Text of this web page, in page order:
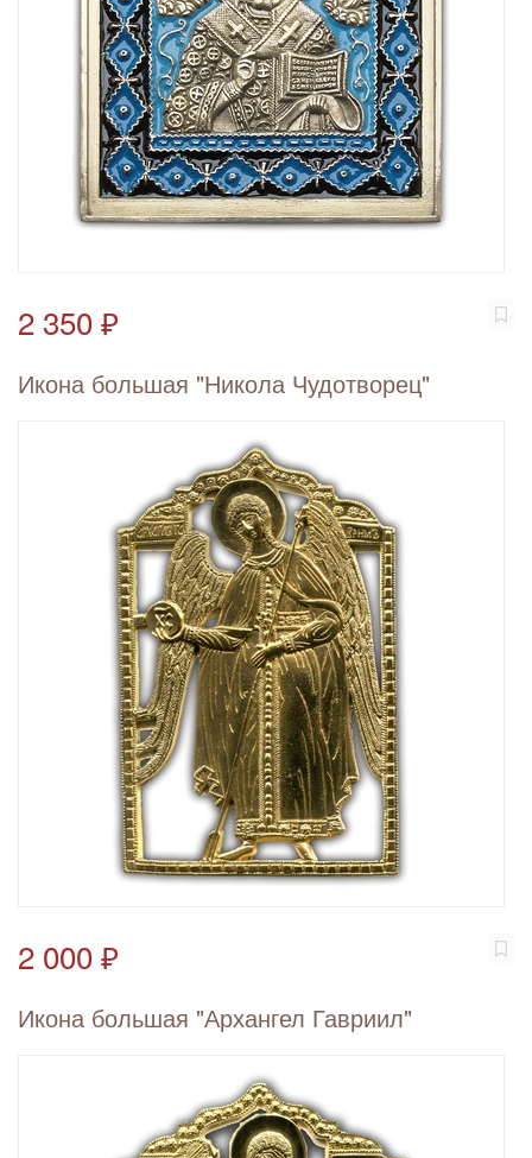
2 350 ₽
Икона большая "Никола Чудотворец"
2 000 ₽
Икона большая "Архангел Гавриил"